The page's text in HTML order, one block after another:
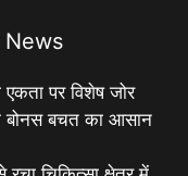
पर विशेष जोर
बचत का आसान